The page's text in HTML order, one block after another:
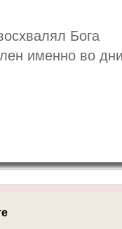
Бога
именно во